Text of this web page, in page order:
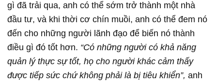
gì đã trải qua, anh có thể sớm trở thành một nhà
đầu tư, và khi thời cơ chín muồi, anh có thể đem nó
đến cho những người lãnh đạo để biến nó thành
điều gì đó tốt hơn. “Có những người có khả năng
quản lý thực sự tốt, họ cho người khác cảm thấy
được tiếp sức chứ không phải là bị tiêu khiển”, anh